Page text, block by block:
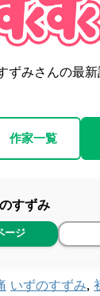
ずみさんの最
作家一覧
すずみ
ージ
いずのすずみ,